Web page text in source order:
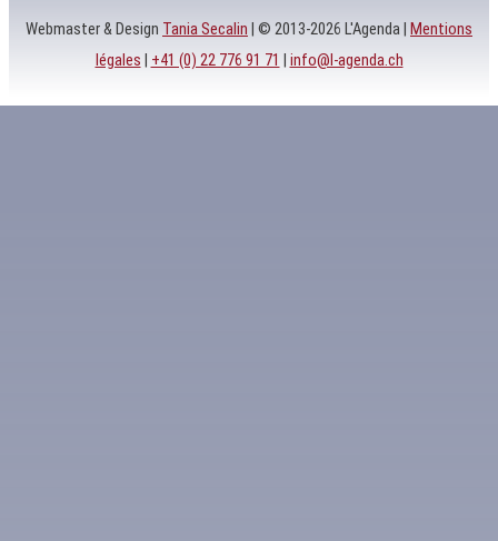
Webmaster & Design Tania Secalin | © 2013-2026 L'Agenda | Mentions
légales | +41 (0) 22 776 91 71 | info@l-agenda.ch